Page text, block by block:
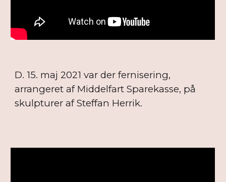
D. 15. maj 2021 var der fernisering,
arrangeret af Middelfart Sparekasse, på
skulpturer af Steffan Herrik.